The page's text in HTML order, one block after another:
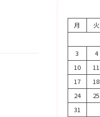
月
火
3
4
10
11
17
18
24
25
31